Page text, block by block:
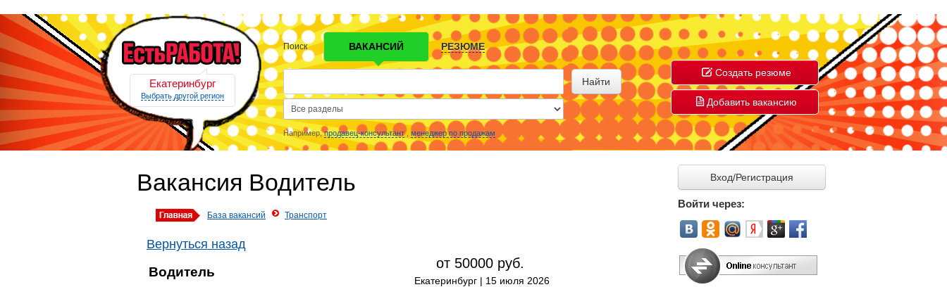
Екатеринбург
Выбрать другой регион
Поиск ВАКАНСИЙ РЕЗЮМЕ
Найти
Например,продавец-консультант, менеджер по продажам
Создать резюме
Добавить вакансию
Вакансия Водитель
База вакансий Транспорт
Вернуться назад
Водитель
от 50000 руб.
Екатеринбург | 15 июля 2026
Вход/Регистрация
Войти через: